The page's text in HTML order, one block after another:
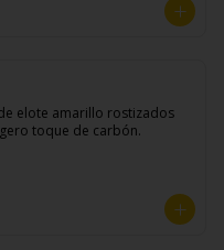
elote amarillo rostizados
toque de carbón.